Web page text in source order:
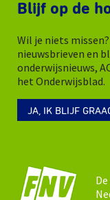
Blijf op de
Wil je niets
nieuwsbrieven en
onderwijsnieuws,
het Onderwijsblad.
JA, IK BLIJF